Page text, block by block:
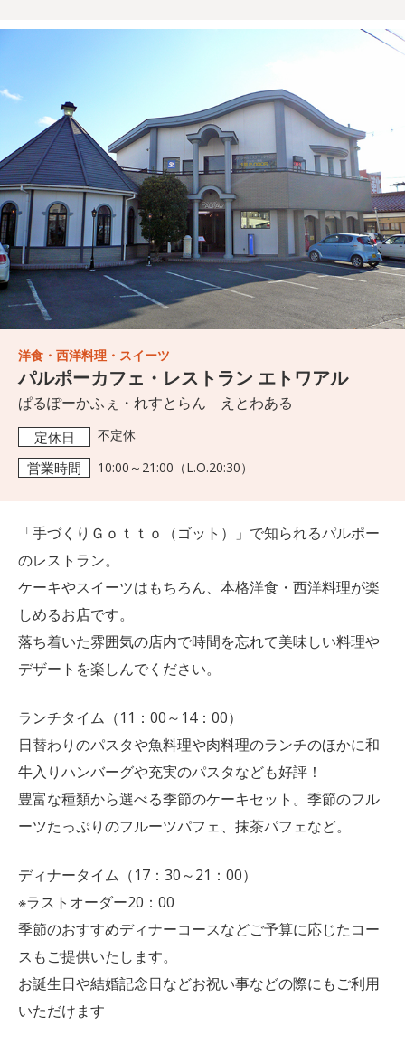
洋食・西洋料理・スイーツ
パルポーカフェ・レストラン エトワアル
ぱるぽーかふぇ・れすとらん えとわある
定休日 不定休
営業時間 10:00～21:00（L.O.20:30）
「手づくりＧｏｔｔｏ（ゴット）」で知られるパルポー
のレストラン。
ケーキやスイーツはもちろん、本格洋食・西洋料理が楽
しめるお店です。
落ち着いた雰囲気の店内で時間を忘れて美味しい料理や
デザートを楽しんでください。
ランチタイム（11：00～14：00）
日替わりのパスタや魚料理や肉料理のランチのほかに和
牛入りハンバーグや充実のパスタなども好評！
豊富な種類から選べる季節のケーキセット。季節のフル
ーツたっぷりのフルーツパフェ、抹茶パフェなど。
ディナータイム（17：30～21：00）
※ラストオーダー20：00
季節のおすすめディナーコースなどご予算に応じたコー
スもご提供いたします。
お誕生日や結婚記念日などお祝い事などの際にもご利用
いただけます